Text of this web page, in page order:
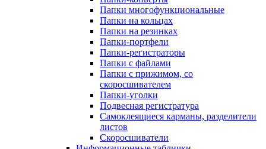
Папки многофункциональные
Папки на кольцах
Папки на резинках
Папки-портфели
Папки-регистраторы
Папки с файлами
Папки с прижимом, со
скоросшивателем
Папки-уголки
Подвесная регистратура
Самоклеящиеся карманы, разделители
листов
Скоросшиватели